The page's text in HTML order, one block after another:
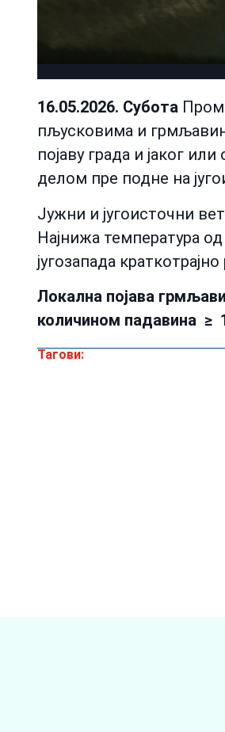
16.05.2026. Субота
пљусковима и
појаву града и јаког
делом пре подне на
Јужни и југоисточни
Најнижа температура
југозапада
Локална појава
количином падавина ≥
Тагови: